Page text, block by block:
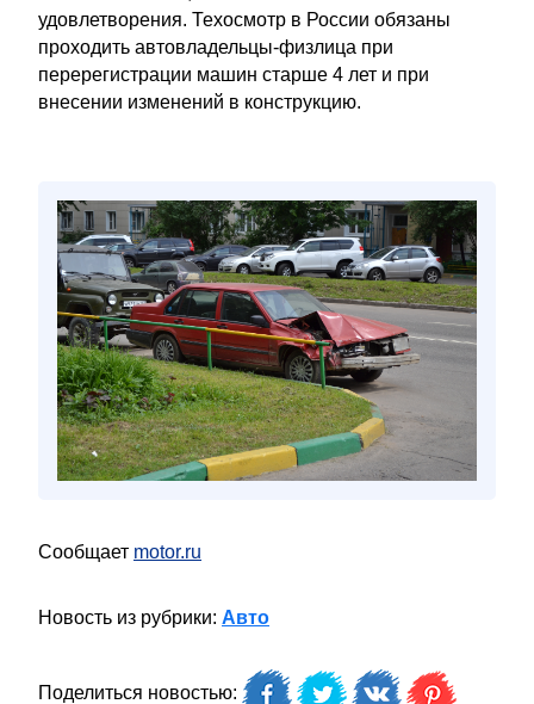
удовлетворения. Техосмотр в России обязаны
проходить автовладельцы-физлица при
перерегистрации машин старше 4 лет и при
внесении изменений в конструкцию.
Сообщает motor.ru
Новость из рубрики: Авто
Поделиться новостью: